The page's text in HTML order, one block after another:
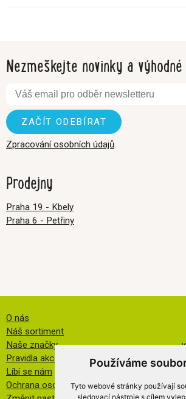
Používáme
Tyto webové stránky používají
sledovací nástroje s cílem
Nezmeškejte novinky a
Zpracování osobních údajů.
Prodejny
Praha 19 - Kbely
Praha 6 - Petřiny
O nás
Náš sortiment
Naše značky
Pravidla akce FB
Líbí se nám
Ochrana osobních údajů